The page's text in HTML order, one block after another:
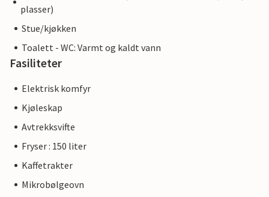
plasser)
Stue/kjøkken
Toalett - WC: Varmt og kaldt vann
Fasiliteter
Elektrisk komfyr
Kjøleskap
Avtrekksvifte
Fryser : 150 liter
Kaffetrakter
Mikrobølgeovn